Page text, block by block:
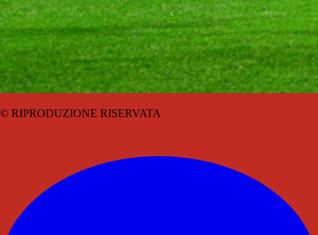
© RIPRODUZIONE RISERVATA